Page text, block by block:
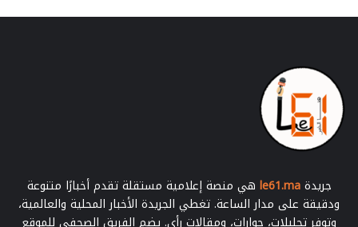
جريدةle61.ma هي منصة إعلامية مستقلة تقدم أخبارًا متنوعة
ودقيقة على مدار الساعة. تغطي الجريدة الأخبار المحلية والعالمية،
وتوفر تحليلات، حوارات، ومقالات رأي. يضم الفريق الصحفي للموقع